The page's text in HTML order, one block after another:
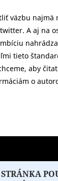
väzbu najmä
A aj na
tieto
aby
o